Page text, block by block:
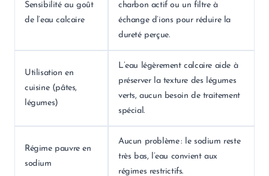
Sensibilité au goût
de l’eau calcaire
charbon actif ou un filtre à
échange d’ions pour réduire la
dureté perçue.
Utilisation en
cuisine (pâtes,
légumes)
L’eau légèrement calcaire aide à
préserver la texture des légumes
verts, aucun besoin de traitement
spécial.
Régime pauvre en
sodium
Aucun problème : le sodium reste
très bas, l’eau convient aux
régimes restrictifs.